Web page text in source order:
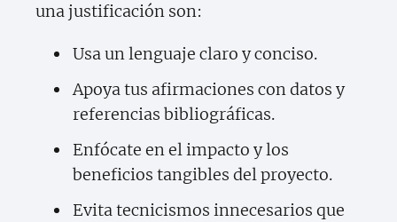
una justificación son:
Usa un lenguaje claro y conciso.
Apoya tus afirmaciones con datos y
referencias bibliográficas.
Enfócate en el impacto y los
beneficios tangibles del proyecto.
Evita tecnicismos innecesarios que